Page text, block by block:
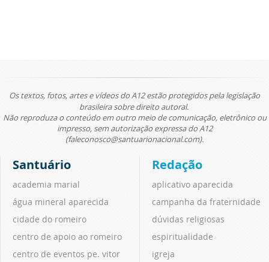
Os textos, fotos, artes e vídeos do A12 estão protegidos pela legislação
brasileira sobre direito autoral.
Não reproduza o conteúdo em outro meio de comunicação, eletrônico ou
impresso, sem autorização expressa do A12
(faleconosco@santuarionacional.com).
Santuário
academia marial
água mineral aparecida
cidade do romeiro
centro de apoio ao romeiro
centro de eventos pe. vitor
Redação
aplicativo aparecida
campanha da fraternidade
dúvidas religiosas
espiritualidade
igreja